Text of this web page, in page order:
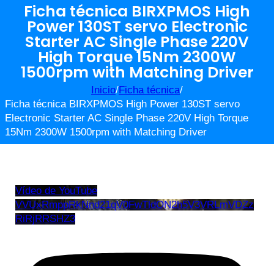
Ficha técnica BIRXPMOS High
Power 130ST servo Electronic
Starter AC Single Phase 220V
High Torque 15Nm 2300W
1500rpm with Matching Driver
Inicio/Ficha técnica/
Ficha técnica BIRXPMOS High Power 130ST servo
Electronic Starter AC Single Phase 220V High Torque
15Nm 2300W 1500rpm with Matching Driver
Vídeo de YouTube
VVUxRmppRkNnd21qV0FwTldON2h5V3VRLmVDZz
RiRjRRSHZ3